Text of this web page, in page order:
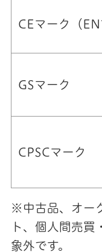
CEマーク（
GSマーク
CPSCマーク
※中古品、オー
ト、個人間売
象外です。